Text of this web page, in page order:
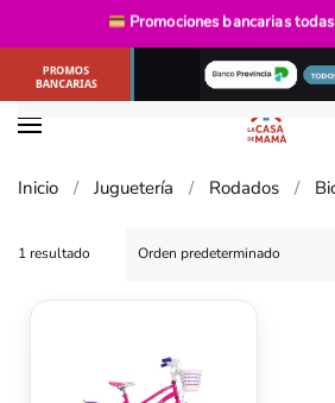
Ir al contenido principal
Inicio Juguetería Rodados
1 resultado
Promociones bancariastodas